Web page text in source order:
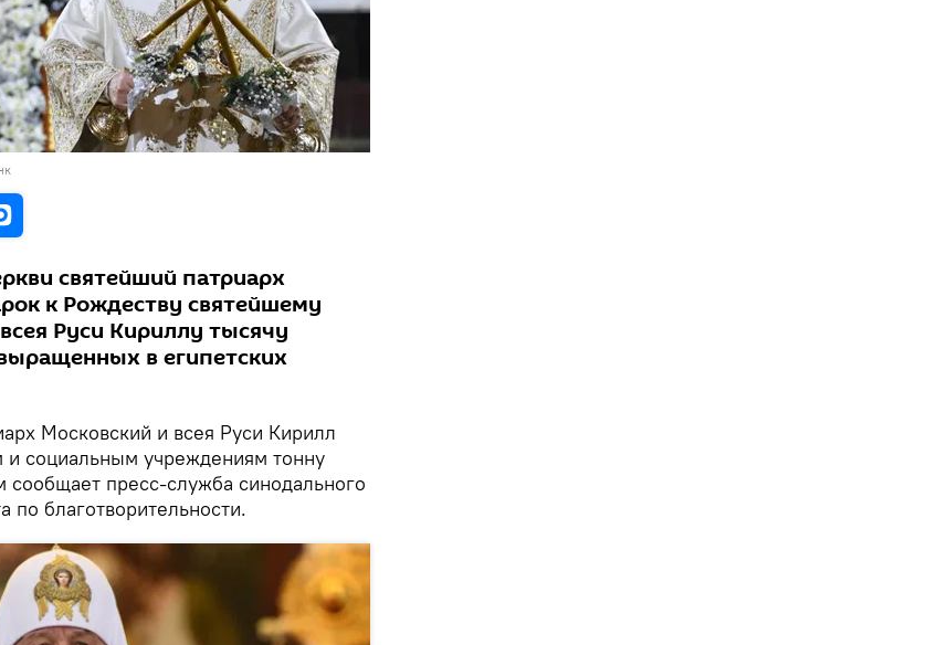
святейший патриарх
к Рождеству святейшему
Руси Кириллу тысячу
в египетских
Московский и всея Руси Кирилл
социальным учреждениям тонну
сообщает пресс-служба синодального
по благотворительности.